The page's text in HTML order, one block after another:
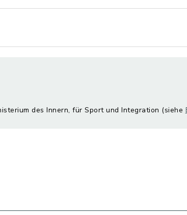
des Innern, für Sport und Integration (siehe